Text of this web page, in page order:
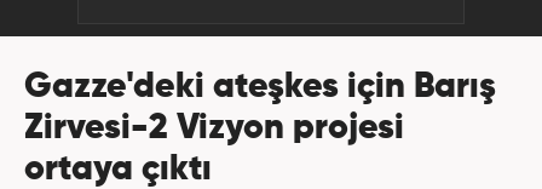
Gazze'deki ateşkes için Barış
Zirvesi-2 Vizyon projesi
ortaya çıktı